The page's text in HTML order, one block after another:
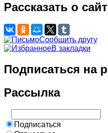
Рассказать о
Сообщить другу
В закладки
Подписаться на
Рассылка
Подписаться